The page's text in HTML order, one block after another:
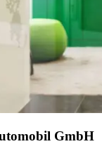
GmbH